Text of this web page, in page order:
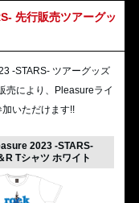
先行販売ツアーグッ
-STARS- ツアーグッズ
売により、Pleasureライ
いただけます!!
2023 -STARS-
R Tシャツ ホワイト